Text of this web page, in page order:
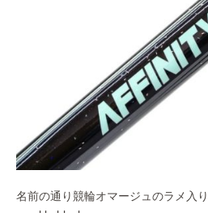
名前の通り競輪オマージュのラメ入